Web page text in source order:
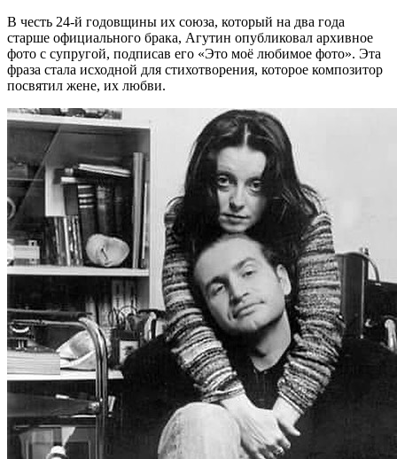
В честь 24-й годовщины их союза, который на два года
старше официального брака, Агутин опубликовал архивное
фото с супругой, подписав его «Это моё любимое фото». Эта
фраза стала исходной для стихотворения, которое композитор
посвятил жене, их любви.